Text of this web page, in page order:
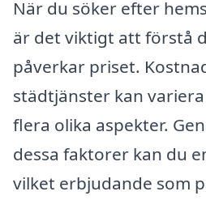
När du söker efter
är det viktigt att förstå
påverkar priset.
städtjänster kan
flera olika aspekter.
dessa faktorer kan du
vilket erbjudande som